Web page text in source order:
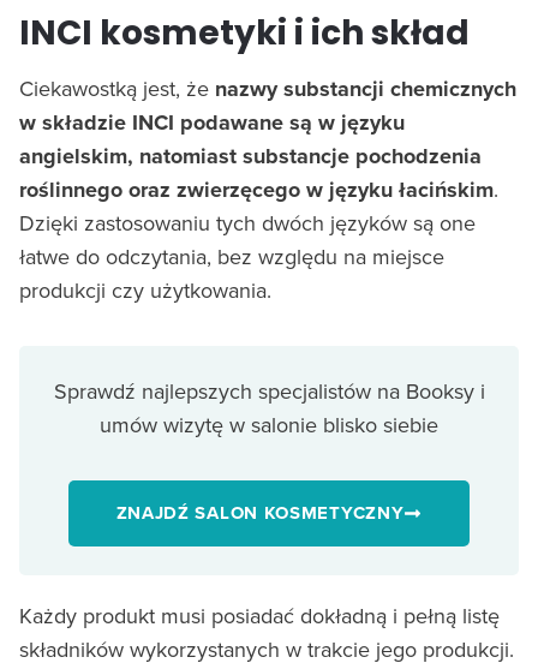
INCI kosmetyki i ich skład
Ciekawostką jest, że nazwy substancji chemicznych
w składzie INCI podawane są w języku
angielskim, natomiast substancje pochodzenia
roślinnego oraz zwierzęcego w języku łacińskim.
Dzięki zastosowaniu tych dwóch języków są one
łatwe do odczytania, bez względu na miejsce
produkcji czy użytkowania.
Sprawdź najlepszych specjalistów na Booksy i
umów wizytę w salonie blisko siebie
ZNAJDŹ SALON KOSMETYCZNY
Każdy produkt musi posiadać dokładną i pełną listę
składników wykorzystanych w trakcie jego produkcji.